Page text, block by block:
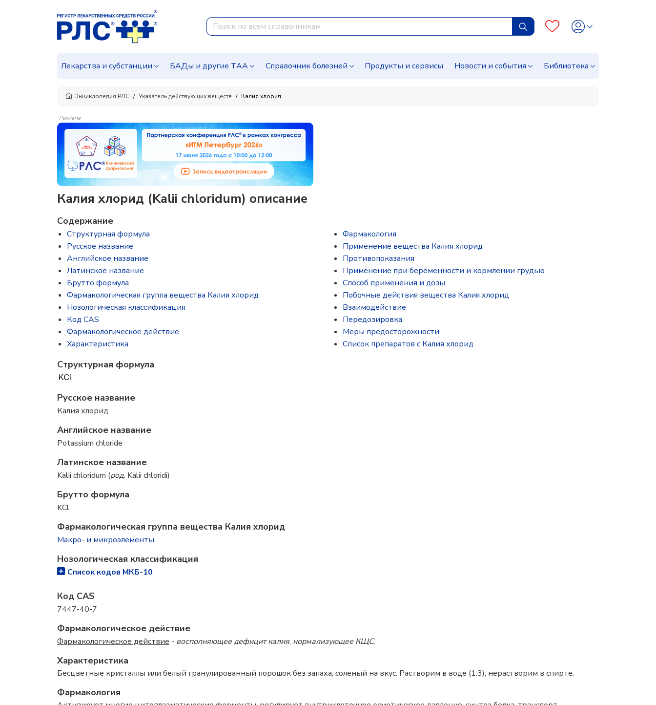
Лекарства и субстанции БАДы и другие ТАА Справочник болезней Продукты и сервисы Новости и события Библиотека
Энциклопедия РЛС Указатель действующих веществ Калия хлорид
Реклама
Калия хлорид (Kalii chloridum) описание
Содержание
Структурная формула
Русское название
Английское название
Латинское название
Брутто формула
Фармакологическая группа вещества Калия хлорид
Нозологическая классификация
Код CAS
Фармакологическое действие
Характеристика
Фармакология
Применение вещества Калия хлорид
Противопоказания
Применение при беременности и кормлении грудью
Способ применения и дозы
Побочные действия вещества Калия хлорид
Взаимодействие
Передозировка
Меры предосторожности
Список препаратов с Калия хлорид
Структурная формула
Русское название
Калия хлорид
Английское название
Potassium chloride
Латинское название
Kalii chloridum (род. Kalii chloridi)
Брутто формула
KCl
Фармакологическая группа вещества Калия хлорид
Макро- и микроэлементы
Нозологическая классификация
Список кодов МКБ-10
Код CAS
7447-40-7
Фармакологическое действие
Фармакологическое действие - восполняющее дефицит калия, нормализующее КЩС.
Характеристика
Бесцветные кристаллы или белый гранулированный порошок без запаха, соленый на вкус. Растворим в воде (1:3), нерастворим в спирте.
Фармакология